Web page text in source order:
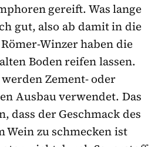
gereift. Was lange
gut, also ab damit in die
Winzer haben die
Boden reifen lassen.
Zement- oder
Ausbau verwendet. Das
dass der Geschmack des
Wein zu schmecken ist